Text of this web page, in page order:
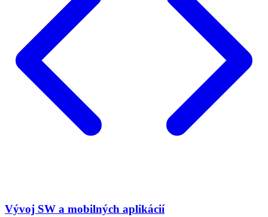
Vývoj SW a mobilných aplikácií